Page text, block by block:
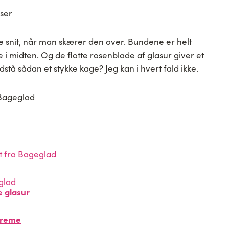
snit, når man skærer den over. Bundene er helt
i midten. Og de flotte rosenblade af glasur giver et
sådan et stykke kage? Jeg kan i hvert fald ikke.
glasur